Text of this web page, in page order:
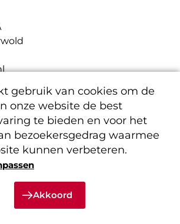
gebruik van cookies om de
onze website de best
te bieden en voor het
bezoekersgedrag waarmee
kunnen verbeteren.
Akkoord
– onderdeel van